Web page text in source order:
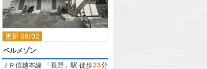
更新 08/02
ベルメゾン
ＪＲ信越本線 「長野 」駅 徒歩23分